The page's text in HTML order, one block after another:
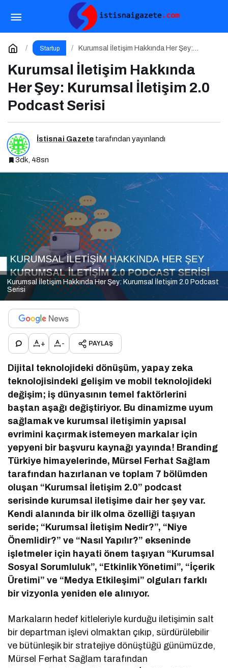
Startup
Kurumsal İletişim Hakkında Her Şey:
Kurumsal İletişim Hakkında
Her Şey: Kurumsal İletişim 2.0
Podcast Serisi
İstisnai Gazete tarafından yayınlandı
3dk, 48sn
Kurumsal İletişim Hakkında Her Şey: Kurumsal İletişim 2.0 Podcast
Serisi
+ - PAYLAŞ
Dijital teknolojideki dönüşüm, yapay zeka
teknolojisindeki gelişim ve mobil teknolojideki
değişim; iş dünyasının temel faktörlerini
baştan aşağı değiştiriyor. Bu dinamizme uyum
sağlamak ve kurumsal iletişimin yapısal
evrimini kaçırmak istemeyen markalar için
yepyeni bir başvuru kaynağı yayında! Branding
Türkiye himayelerinde, Mürsel Ferhat Sağlam
tarafından hazırlanan ve toplam 7 bölümden
oluşan “Kurumsal İletişim 2.0” podcast
serisinde kurumsal iletişime dair her şey var.
Kendi alanında bir ilk olma özelliği taşıyan
seride; “Kurumsal İletişim Nedir?”, “Niye
Önemlidir?” ve “Nasıl Yapılır?” ekseninde
işletmeler için hayati önem taşıyan “Kurumsal
Sosyal Sorumluluk”, “Etkinlik Yönetimi”, “İçerik
Üretimi” ve “Medya Etkileşimi” olguları farklı
bir vizyonla yeniden ele alınıyor.
Markaların hedef kitleleriyle kurduğu iletişimin salt
bir departman işlevi olmaktan çıkıp, sürdürülebilir
ve bütünleşik bir stratejiye dönüştüğü günümüzde,
Mürsel Ferhat Sağlam tarafından
Google I/O 2026 ve Ajan Ekonomisi:
Girişimcinin Yeni Rakibi Arama Kutusu
Yorum Yap